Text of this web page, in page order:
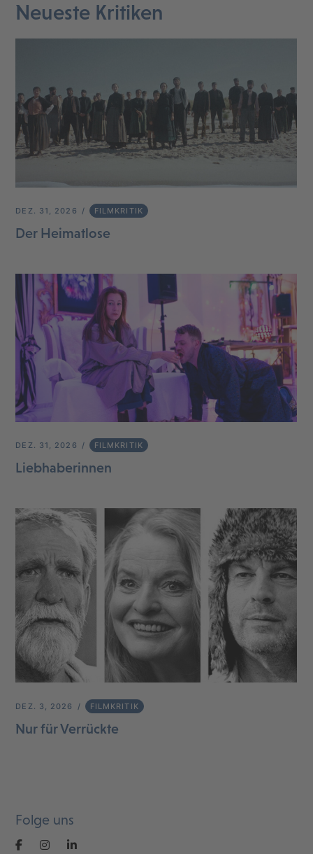
Neueste Kritiken
DEZ. 31, 2026 FILMKRITIK
Der Heimatlose
DEZ. 31, 2026 FILMKRITIK
Liebhaberinnen
DEZ. 3, 2026 FILMKRITIK
Nur für Verrückte
Folge uns